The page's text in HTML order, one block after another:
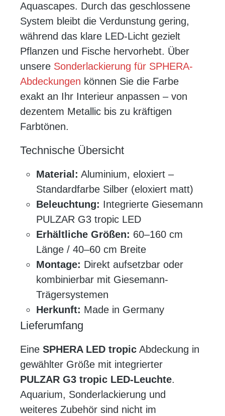
Aquascapes. Durch das geschlossene
System bleibt die Verdunstung gering,
während das klare LED-Licht gezielt
Pflanzen und Fische hervorhebt. Über
unsere Sonderlackierung für SPHERA-
Abdeckungen können Sie die Farbe
exakt an Ihr Interieur anpassen – von
dezentem Metallic bis zu kräftigen
Farbtönen.
Technische Übersicht
Material: Aluminium, eloxiert –
Standardfarbe Silber (eloxiert matt)
Beleuchtung: Integrierte Giesemann
PULZAR G3 tropic LED
Erhältliche Größen: 60–160 cm
Länge / 40–60 cm Breite
Montage: Direkt aufsetzbar oder
kombinierbar mit Giesemann-
Trägersystemen
Herkunft: Made in Germany
Lieferumfang
Eine SPHERA LED tropic Abdeckung in
gewählter Größe mit integrierter
PULZAR G3 tropic LED-Leuchte.
Aquarium, Sonderlackierung und
weiteres Zubehör sind nicht im